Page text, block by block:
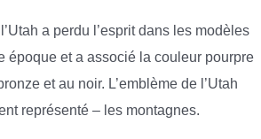
a perdu l’esprit dans les modèles
époque et a associé la couleur pourpre
et au noir. L’emblème de l’Utah
représenté – les montagnes.